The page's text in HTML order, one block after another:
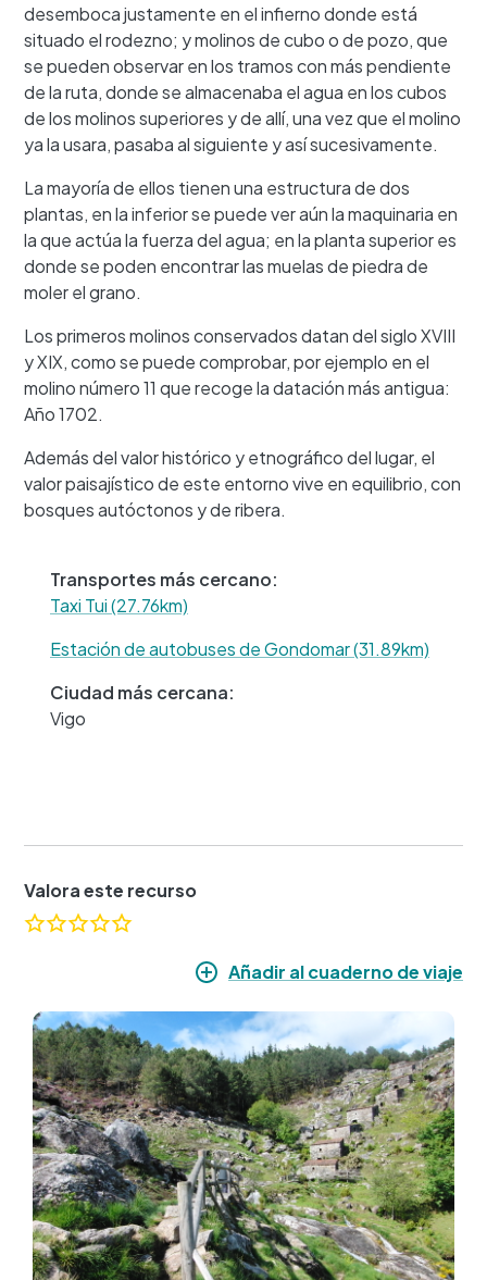
desemboca justamente en el infierno donde está
situado el rodezno; y molinos de cubo o de pozo, que
se pueden observar en los tramos con más pendiente
de la ruta, donde se almacenaba el agua en los cubos
de los molinos superiores y de allí, una vez que el molino
ya la usara, pasaba al siguiente y así sucesivamente.
La mayoría de ellos tienen una estructura de dos
plantas, en la inferior se puede ver aún la maquinaria en
la que actúa la fuerza del agua; en la planta superior es
donde se poden encontrar las muelas de piedra de
moler el grano.
Los primeros molinos conservados datan del siglo XVIII
y XIX, como se puede comprobar, por ejemplo en el
molino número 11 que recoge la datación más antigua:
Año 1702.
Además del valor histórico y etnográfico del lugar, el
valor paisajístico de este entorno vive en equilibrio, con
bosques autóctonos y de ribera.
+
Transportes más cercano:
Taxi Tui (27.76km)
Estación de autobuses de Gondomar (31.89km)
Ciudad más cercana:
Vigo
Valora este recurso
Añadir al cuaderno de viaje
Imagen